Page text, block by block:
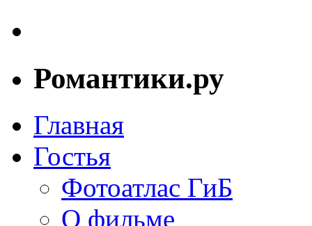
Романтики.ру
Главная
Гостья
Фотоатлас ГиБ
О фильме